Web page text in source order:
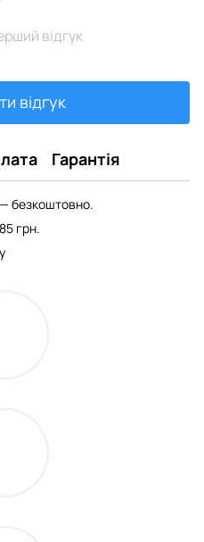
відгук
відгук
Гарантія
безкоштовно.
грн.